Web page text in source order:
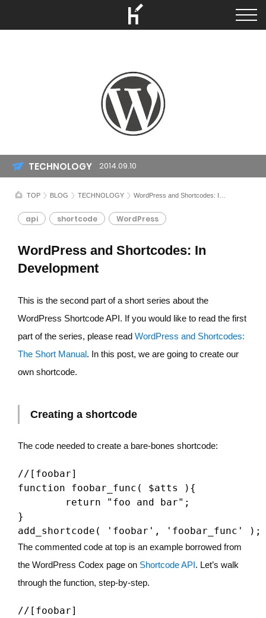
TOP BLOG TECHNOLOGY WordPress and Shortcodes: In Development
WordPress and Shortcodes: In
Development
api shortcode WordPress
TECHNOLOGY 2014.09.10
This is the second part of a short series about the
WordPress Shortcode API. If you would like to read the first
part of the series, please read WordPress and Shortcodes:
The Short Manual. In this post, we are going to create our
own shortcode.
Creating a shortcode
The code needed to create a bare-bones shortcode:
//[foobar]
function foobar_func( $atts ){
}
The commented code at top is an example borrowed from
the WordPress Codex page on Shortcode API . Let’s walk
through the function, step-by-step.
//[foobar]